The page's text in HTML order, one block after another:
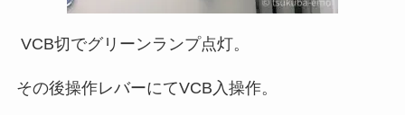
VCB切でグリーンランプ点灯。
その後操作レバーにてVCB入操作。